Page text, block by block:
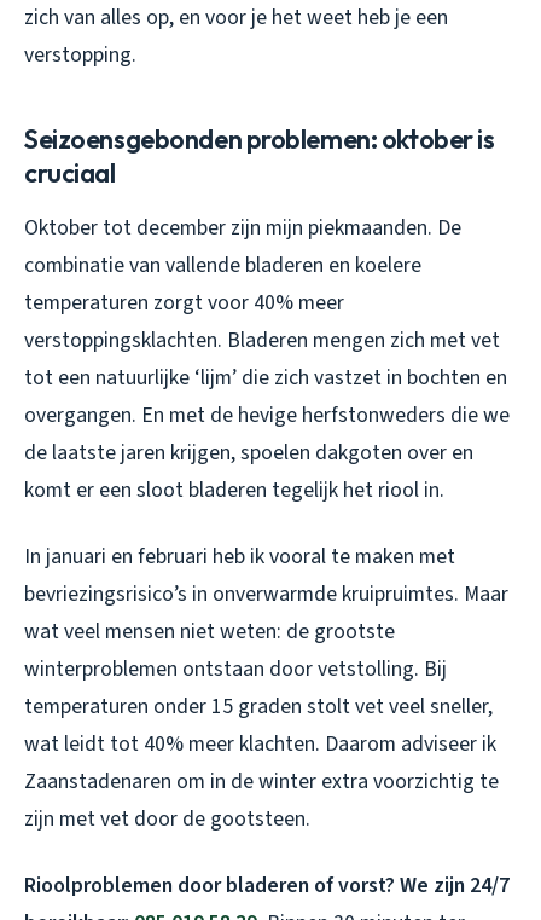
zich van alles op, en voor je het weet heb je een
verstopping.
Seizoensgebonden problemen: oktober is
cruciaal
Oktober tot december zijn mijn piekmaanden. De
combinatie van vallende bladeren en koelere
temperaturen zorgt voor 40% meer
verstoppingsklachten. Bladeren mengen zich met vet
tot een natuurlijke ‘lijm’ die zich vastzet in bochten en
overgangen. En met de hevige herfstonweders die we
de laatste jaren krijgen, spoelen dakgoten over en
komt er een sloot bladeren tegelijk het riool in.
In januari en februari heb ik vooral te maken met
bevriezingsrisico’s in onverwarmde kruipruimtes. Maar
wat veel mensen niet weten: de grootste
winterproblemen ontstaan door vetstolling. Bij
temperaturen onder 15 graden stolt vet veel sneller,
wat leidt tot 40% meer klachten. Daarom adviseer ik
Zaanstadenaren om in de winter extra voorzichtig te
zijn met vet door de gootsteen.
Rioolproblemen door bladeren of vorst? We zijn 24/7